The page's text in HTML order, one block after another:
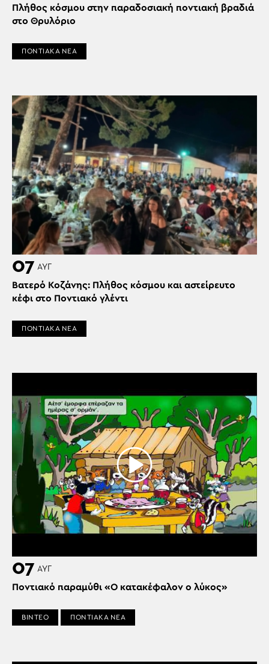
Πλήθος κόσμου στην παραδοσιακή ποντιακή βραδιά
στο Θρυλόριο
ΠΟΝΤΙΑΚΑ ΝΕΑ
07 ΑΥΓ
Βατερό Κοζάνης: Πλήθος κόσμου και αστείρευτο
κέφι στο Ποντιακό γλέντι
ΠΟΝΤΙΑΚΑ ΝΕΑ
07 ΑΥΓ
Ποντιακό παραμύθι «Ο κατακέφαλον ο λύκος»
ΒΙΝΤΕΟ ΠΟΝΤΙΑΚΑ ΝΕΑ